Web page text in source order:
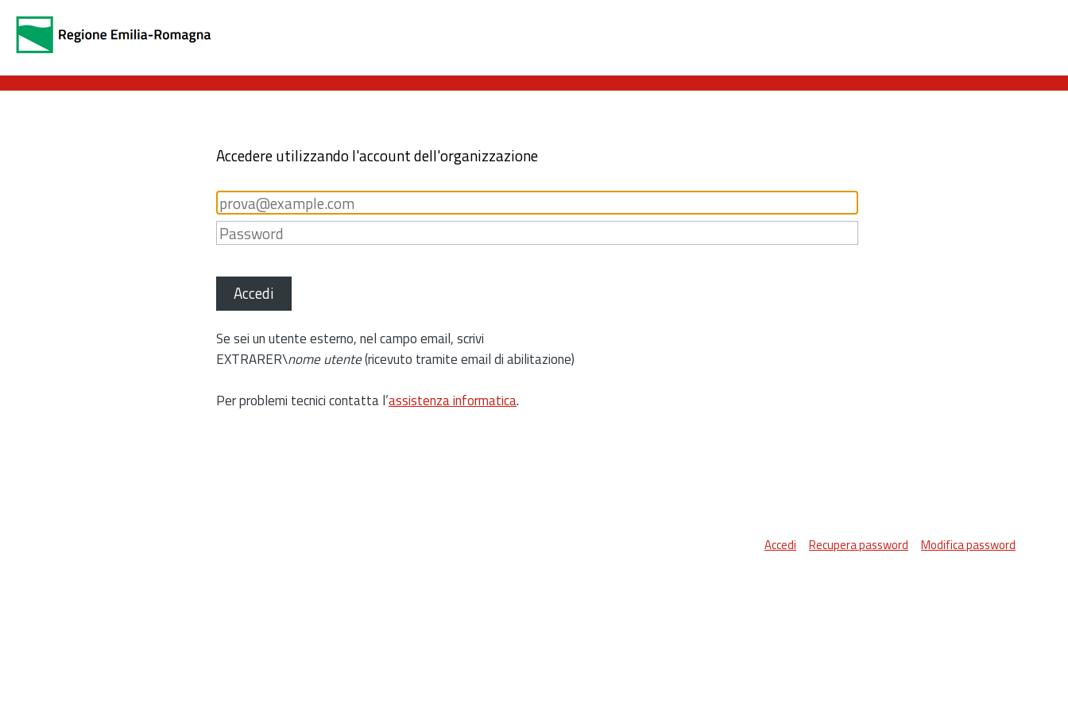
Accedere utilizzando l'account dell'organizzazione
Accedi
Se sei un utente esterno, nel campo email, scrivi
EXTRARER\nome utente(ricevuto tramite email di abilitazione)
Per problemi tecnici contatta l’assistenza informatica.
Accedi Recupera password Modifica password